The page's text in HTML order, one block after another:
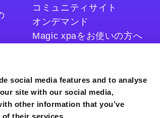
social media features and to analyse
site with our social media,
other information that you’ve
コミュニティサイト
オンデマンド
Magic xpaをお使いの方へ
コラム